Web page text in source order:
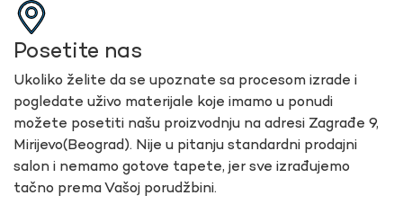
Posetite nas
Ukoliko želite da se upoznate sa procesom izrade i
pogledate uživo materijale koje imamo u ponudi
možete posetiti našu proizvodnju na adresi Zagrađe 9,
Mirijevo(Beograd). Nije u pitanju standardni prodajni
salon i nemamo gotove tapete, jer sve izrađujemo
tačno prema Vašoj porudžbini.